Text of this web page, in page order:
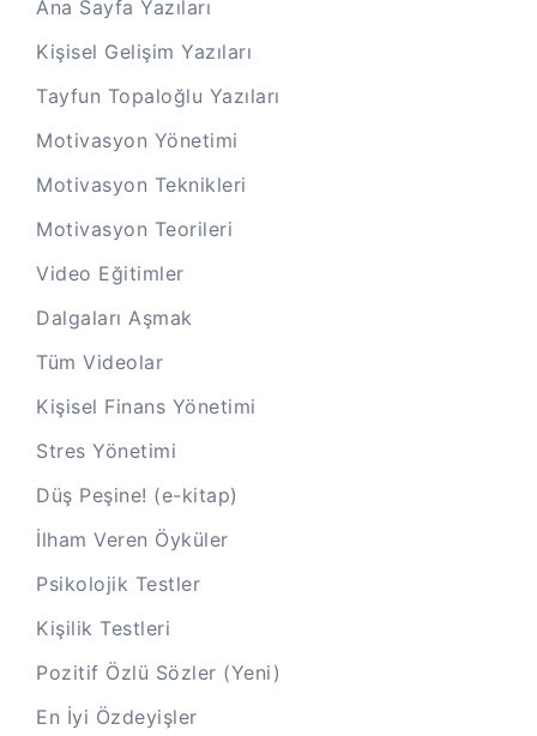
Ana Sayfa Yazıları
Kişisel Gelişim Yazıları
Tayfun Topaloğlu Yazıları
Motivasyon Yönetimi
Motivasyon Teknikleri
Motivasyon Teorileri
Video Eğitimler
Dalgaları Aşmak
Tüm Videolar
Kişisel Finans Yönetimi
Stres Yönetimi
Düş Peşine! (e-kitap)
İlham Veren Öyküler
Psikolojik Testler
Kişilik Testleri
Pozitif Özlü Sözler (Yeni)
En İyi Özdeyişler